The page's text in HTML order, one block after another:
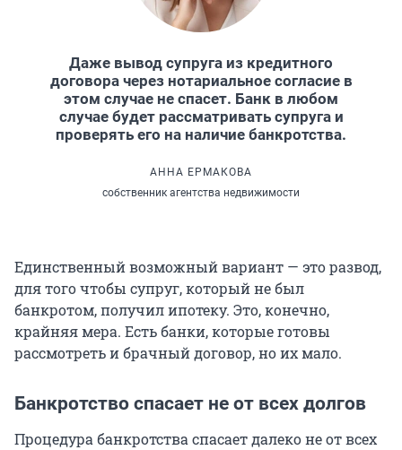
Даже вывод супруга из кредитного
договора через нотариальное согласие в
этом случае не спасет. Банк в любом
случае будет рассматривать супруга и
проверять его на наличие банкротства.
АННА ЕРМАКОВА
собственник агентства недвижимости
Единственный возможный вариант — это развод,
для того чтобы супруг, который не был
банкротом, получил ипотеку. Это, конечно,
крайняя мера. Есть банки, которые готовы
рассмотреть и брачный договор, но их мало.
Банкротство спасает не от всех долгов
Процедура банкротства спасает далеко не от всех